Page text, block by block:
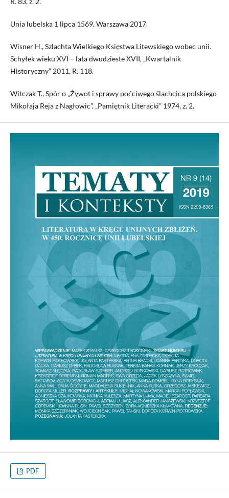
Unia lubelska 1 lipca 1569, Warszawa 2017.
Wisner H., Szlachta Wielkiego Księstwa Litewskiego wobec unii.
Schyłek wieku XVI – lata dwudzieste XVII, „Kwartalnik
Historyczny” 2011, R. 118.
Witczak T., Spór o „Żywot i sprawy poćciwego ślachcica polskiego
Mikołaja Reja z Nagłowic”, „Pamiętnik Literacki” 1974, z. 2.
PDF